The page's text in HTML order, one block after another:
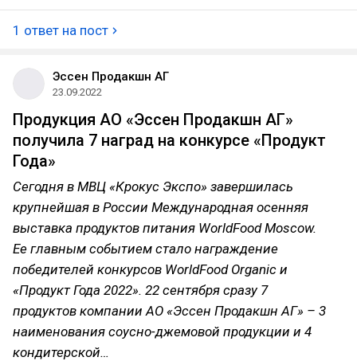
1 ответ на пост
Эссен Продакшн АГ
23.09.2022
Продукция АО «Эссен Продакшн АГ»
получила 7 наград на конкурсе «Продукт
Года»
Сегодня в МВЦ «Крокус Экспо» завершилась
крупнейшая в России Международная осенняя
выставка продуктов питания WorldFood Moscow.
Ее главным событием стало награждение
победителей конкурсов WorldFood Organic и
«Продукт Года 2022». 22 сентября сразу 7
продуктов компании АО «Эссен Продакшн АГ» – 3
наименования соусно-джемовой продукции и 4
кондитерской…